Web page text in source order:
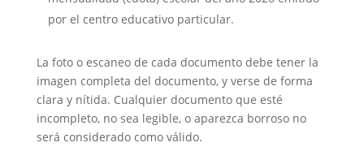
por el centro educativo particular.
La foto o escaneo de cada documento debe tener la
imagen completa del documento, y verse de forma
clara y nítida. Cualquier documento que esté
incompleto, no sea legible, o aparezca borroso no
será considerado como válido.